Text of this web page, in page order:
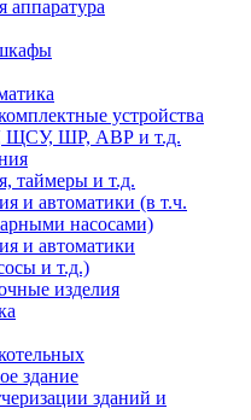
аппаратура
устройства
ШР, АВР и т.д.
таймеры и т.д.
и автоматики (в т.ч.
насосами)
и автоматики
и т.д.)
изделия
здание
зданий и